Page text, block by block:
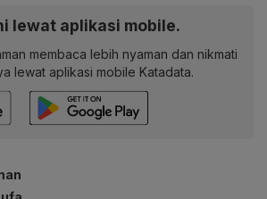
lewat aplikasi mobile.
membaca lebih nyaman dan nikmati
lewat aplikasi mobile Katadata.